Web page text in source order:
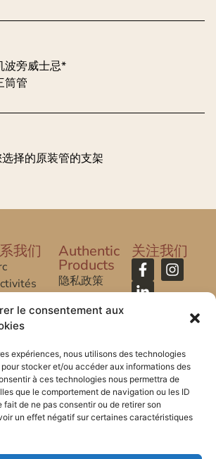
le consentement aux
expériences, nous utilisons des technologies
stocker et/ou accéder aux informations des
à ces technologies nous permettra de
que le comportement de navigation ou les ID
fait de ne pas consentir ou de retirer son
un effet négatif sur certaines caractéristiques
波旁威士忌*
管
择的原装管的支架
我们
Le
–
Authentic
Products
隐私政策
法律声明
关注我们